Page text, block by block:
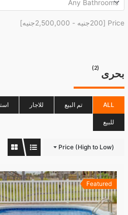
Price [ 200جنيه -2,500,000جنيه ]
بحرى
ALL تم البيع للاجار
للبيع
Price (High to Low)
Featured